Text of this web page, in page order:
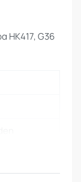
HK417, G36